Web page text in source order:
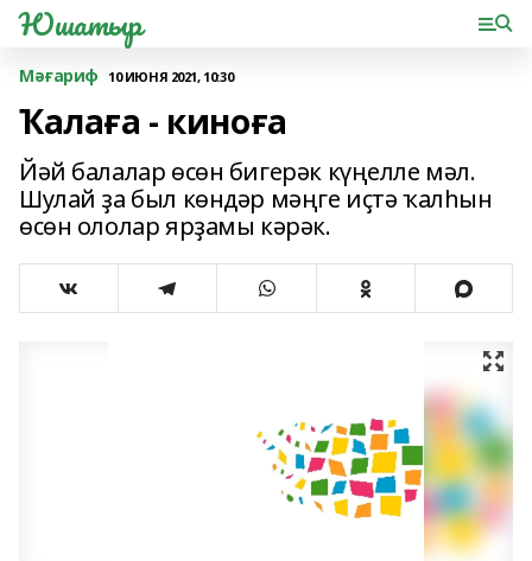
Юшатыр
Мәғариф 10 ИЮНЯ 2021, 10:30
Ҡалаға - киноға
Йәй балалар өсөн бигерәк күңелле мәл.
Шулай ҙа был көндәр мәңге иҫтә ҡалһын
өсөн ололар ярҙамы кәрәк.